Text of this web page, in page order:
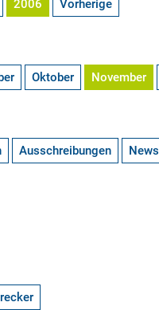
2006 Vorherige
Oktober November
Ausschreibungen News